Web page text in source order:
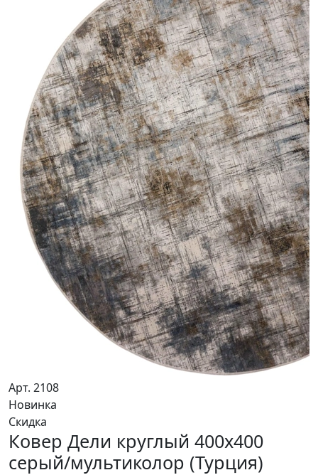
Арт. 2108
Новинка
Скидка
Ковер Дели круглый 400x400
серый/мультиколор (Турция)